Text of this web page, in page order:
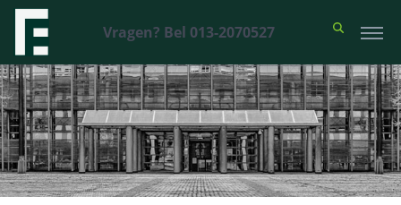
Vragen? Bel 013-2070527